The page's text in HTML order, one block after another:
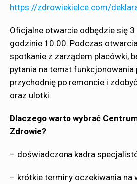
https://zdrowiekielce.com/
Oficjalne otwarcie odbędzie się
godzinie 10:00. Podczas
spotkanie z zarządem placówki,
pytania na temat funkcjonowania
przychodnię po remoncie i
oraz ulotki.
Dlaczego warto wybrać
Zdrowie?
– doświadczona kadra
– krótkie terminy oczekiwania na